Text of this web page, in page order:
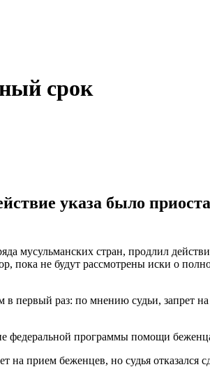
срок
указа было
мусульманских стран, продлил
пока не будут рассмотрены иски о
в первый раз: по мнению судьи, запрет
федеральной программы помощи
прием беженцев, но судья отказался